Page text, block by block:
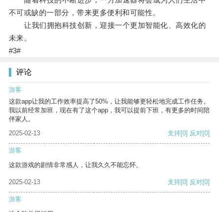
不可或缺的一部分，带来更多便利和可能性。
让我们拥抱科技创新，迎接一个更加智能化、高效化的
未来。
#3#
评论
游客
这款app让我的工作效率提高了50%，让我能够更轻松地完成工作任务。
我以前经常加班，现在有了这个app，我可以提前下班，有更多的时间陪
伴家人。
2025-02-13
支持[0] 反对[0]
游客
这款游戏的剧情非常感人，让我久久不能忘怀。
2025-02-13 支持[0] 反对[0]
游客